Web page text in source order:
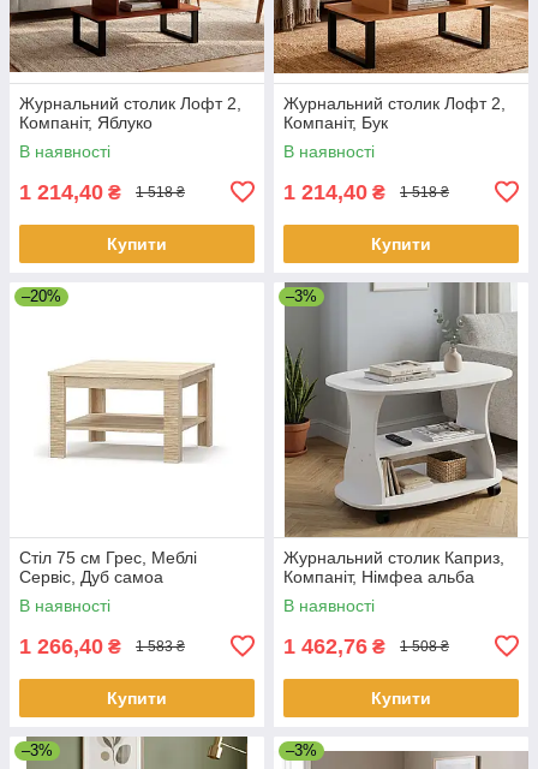
Журнальний столик Лофт 2,
Компаніт, Яблуко
В наявності
1 214,40 ₴ 1 518 ₴
Купити
Журнальний столик Лофт 2,
Компаніт, Бук
В наявності
1 214,40 ₴ 1 518 ₴
Купити
–20%
Стіл 75 см Грес, Меблі
Сервіс, Дуб самоа
В наявності
1 266,40 ₴ 1 583 ₴
Купити
–3%
Журнальний столик Каприз,
Компаніт, Німфеа альба
В наявності
1 462,76 ₴ 1 508 ₴
Купити
–3% –3%